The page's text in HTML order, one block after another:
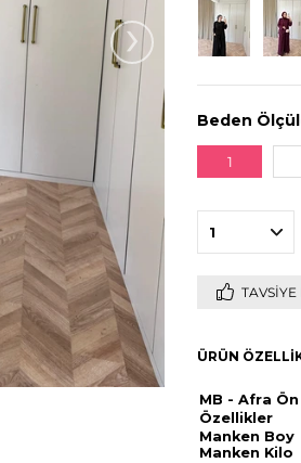
›
Beden
1
TAVSIYE
ÜRÜN
MB - Afra
Özellikler
Manken
Manken Kilo